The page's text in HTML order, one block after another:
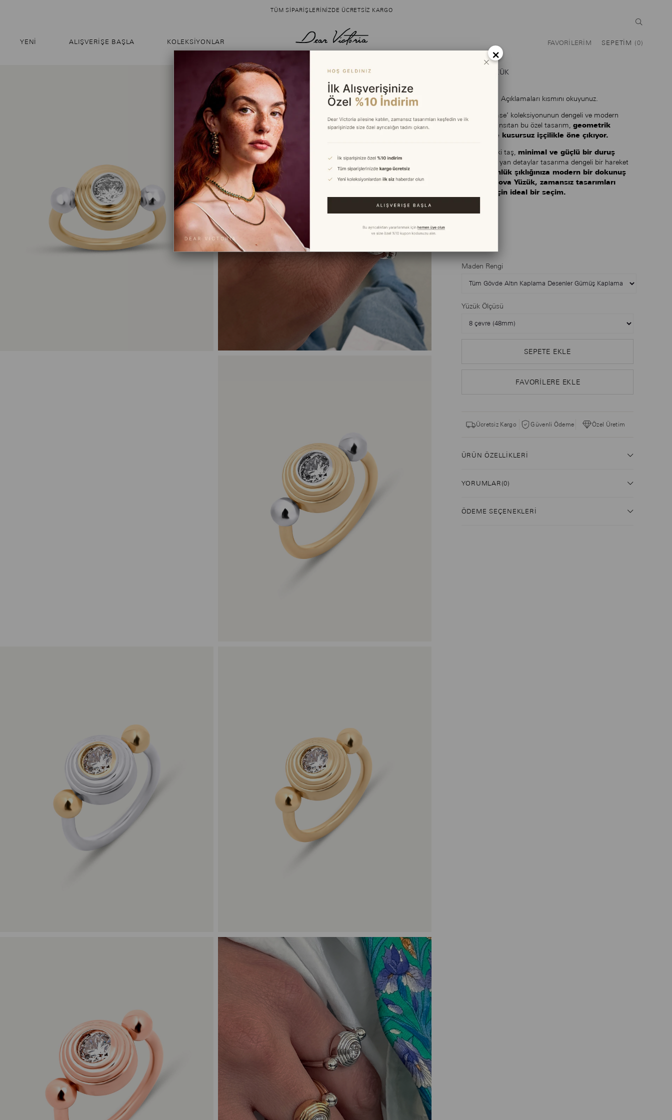
TÜM SIPARIŞLERINIZDE ÜCRETSIZ KARGO
YENI ALIŞVERIŞE BAŞLA KOLEKSİYONLAR SEPETIM 0
FAVORILERIM
NOVA YÜZÜK
Lütfen Ürün Açıklamaları kısmını okuyunuz.
‘Eternal Phase’ koleksiyonunun dengeli ve modern
estetiğini yansıtan bu özel tasarım, geometrik
formlar ve kusursuz işçilikle öne çıkıyor.
Merkezindeki taş, minimal ve güçlü bir duruş
, yan detaylar tasarıma dengeli bir hareket
Günlük şıklığınıza modern bir dokunuş
ekleyen Nova Yüzük, zamansız tasarımları
sevenler için ideal bir seçim.
Maden Rengi
Yüzük Ölçüsü
FAVORILERE EKLE
Ücretsiz Kargo Güvenli Ödeme Özel Üretim
ÜRÜN ÖZELLIKLERI
YORUMLAR (0)
ÖDEME SEÇENEKLERI
×